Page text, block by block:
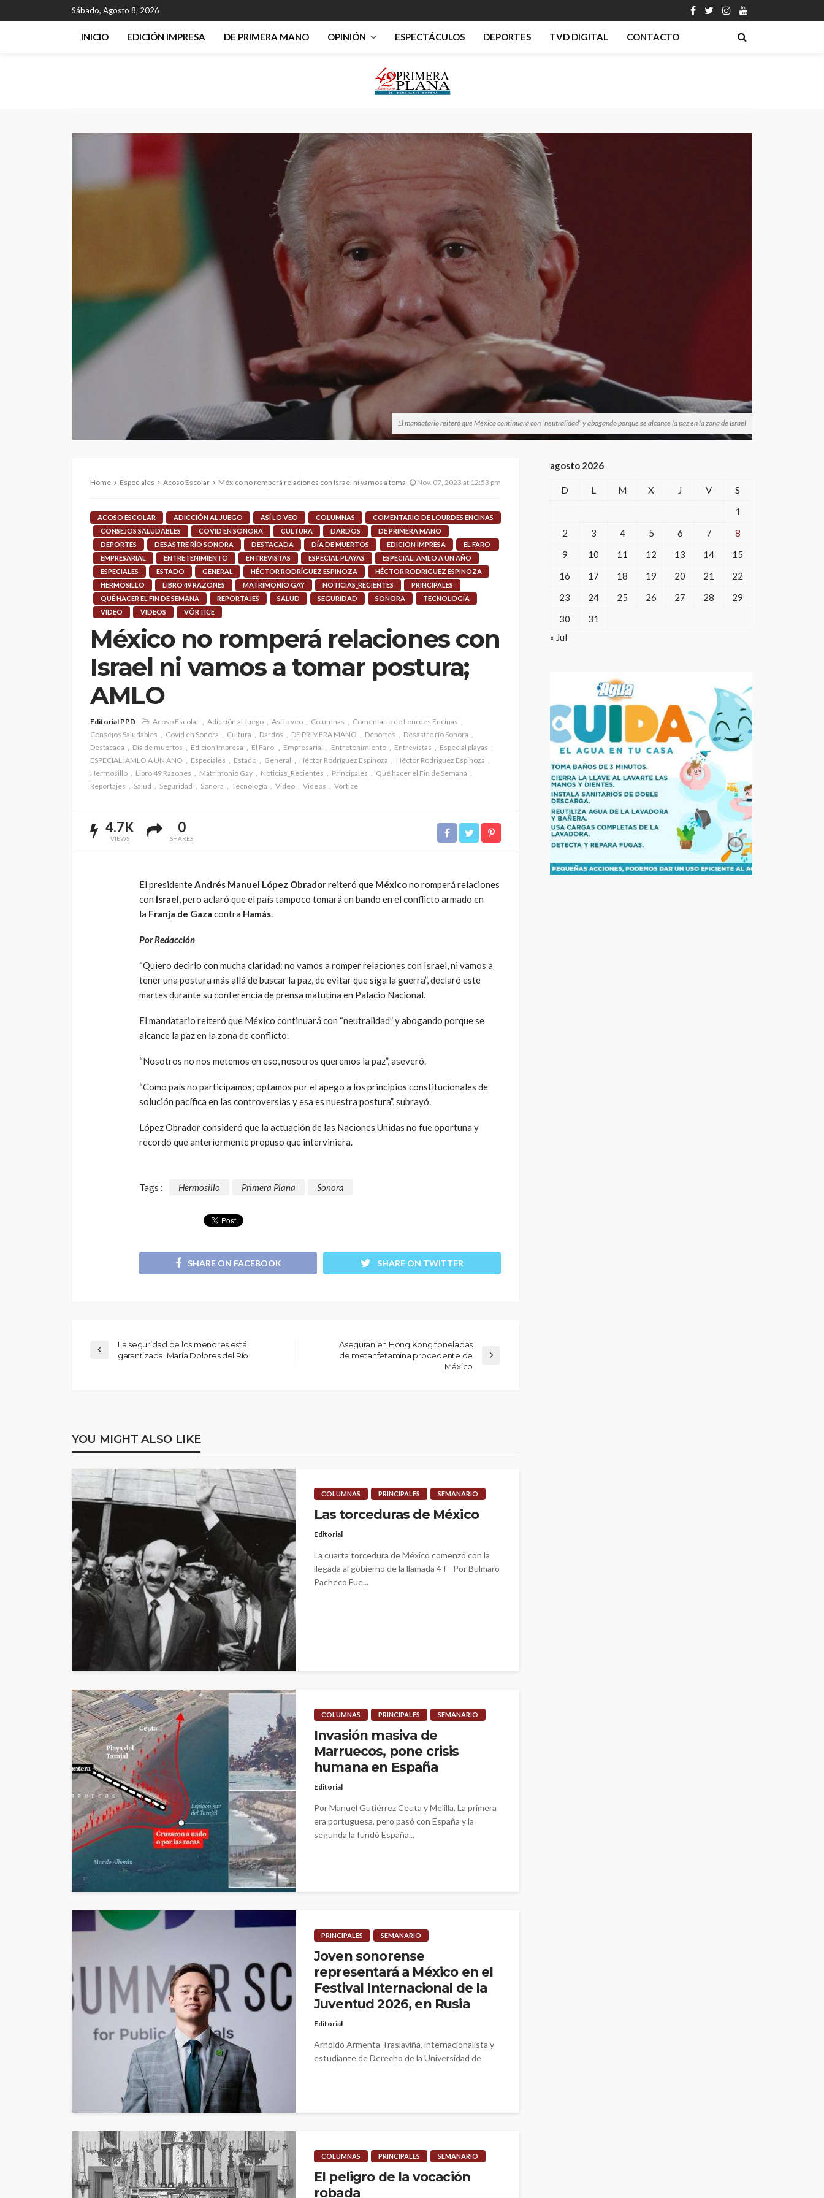
Sábado, Agosto 8, 2026
INICIO EDICIÓN IMPRESA DE PRIMERA MANO OPINIÓN ESPECTÁCULOS DEPORTES TVD DIGITAL CONTACTO
El mandatario reiteró que México continuará con “neutralidad” y abogando porque se alcance la paz en la zona de Israel
Home Especiales Acoso Escolar México no romperá relaciones con Israel ni vamos a tomar postura; AMLONov. 07, 2023 at 12:53 pm
ACOSO ESCOLAR ADICCIÓN AL JUEGO ASÍ LO VEO COLUMNAS
COMENTARIO DE LOURDES ENCINAS
CONSEJOS SALUDABLES
COVID EN SONORA CULTURA DARDOS
DE PRIMERA MANO
DEPORTES
DESASTRE RÍO SONORA DESTACADA DÍA DE MUERTOS EDICION IMPRESA
EL FARO
EMPRESARIAL
ENTRETENIMIENTO ENTREVISTAS ESPECIAL PLAYAS
ESPECIAL: AMLO A UN AÑO
ESPECIALES
ESTADO GENERAL HÉCTOR RODRÍGUEZ ESPINOZA
HÉCTOR RODRIGUEZ ESPINOZA
HERMOSILLO
LIBRO 49 RAZONES MATRIMONIO GAY NOTICIAS_RECIENTES
PRINCIPALES
QUÉ HACER EL FIN DE SEMANA
REPORTAJES SALUD SEGURIDAD SONORA
TECNOLOGÍA
VIDEO
VIDEOS VÓRTICE
México no romperá relaciones con
Israel ni vamos a tomar postura;
AMLO
Editorial PPD Acoso Escolar Adicción al Juego Así lo veo Columnas
Comentario de Lourdes Encinas
Consejos Saludables
Covid en Sonora Cultura Dardos DE PRIMERA MANO Deportes
Desastre río Sonora
Destacada
Día de muertos Edicion Impresa El Faro Empresarial Entretenimiento Entrevistas
Especial playas
ESPECIAL: AMLO A UN AÑO
Especiales Estado General Héctor Rodríguez Espinoza
Héctor Rodriguez Espinoza
Hermosillo
Libro 49 Razones Matrimonio Gay Noticias_Recientes Principales
Qué hacer el Fin de Semana
Reportajes
Salud Seguridad Sonora Tecnología Video Videos Vórtice
4.7K
VIEWS
0
SHARES
El presidente Andrés Manuel López Obradorreiteró que Méxicono romperá relaciones
con Israel , pero aclaró que el país tampoco tomará un bando en el conflicto armado en
la Franja de Gaza contra Hamás
Por Redacción
“Quiero decirlo con mucha claridad: no vamos a romper relaciones con Israel, ni vamos a
tener una postura más allá de buscar la paz, de evitar que siga la guerra”, declaró este
martes durante su conferencia de prensa matutina en Palacio Nacional.
El mandatario reiteró que México continuará con “neutralidad” y abogando porque se
alcance la paz en la zona de conflicto.
“Nosotros no nos metemos en eso, nosotros queremos la paz”, aseveró.
“Como país no participamos; optamos por el apego a los principios constitucionales de
solución pacífica en las controversias y esa es nuestra postura”, subrayó.
López Obrador consideró que la actuación de las Naciones Unidas no fue oportuna y
recordó que anteriormente propuso que interviniera.
Tags : Hermosillo Primera Plana Sonora
SHARE ON FACEBOOK SHARE ON TWITTER
La seguridad de los menores está
garantizada: María Dolores del Río
Aseguran en Hong Kong toneladas
de metanfetamina procedente de
México
YOU MIGHT ALSO LIKE
COLUMNAS PRINCIPALES SEMANARIO
Las torceduras de México
Editorial
La cuarta torcedura de México comenzó con la
llegada al gobierno de la llamada 4T Por Bulmaro
Pacheco Fue...
COLUMNAS PRINCIPALES SEMANARIO
Invasión masiva de
Marruecos, pone crisis
humana en España
Editorial
Por Manuel Gutiérrez Ceuta y Melilla. La primera
era portuguesa, pero pasó con España y la
segunda la fundó España...
PRINCIPALES SEMANARIO
Joven sonorense
representará a México en el
Festival Internacional de la
Juventud 2026, en Rusia
Editorial
Arnoldo Armenta Traslaviña, internacionalista y
estudiante de Derecho de la Universidad de
COLUMNAS PRINCIPALES SEMANARIO
El peligro de la vocación
robada
agosto 2026
D L M X J V
S
1
2
3 4 5 6 7
8
9
10 11 12 13 14
15
16
17 18 19 20 21
22
23
24 25 26 27 28
29
30
31
« Jul